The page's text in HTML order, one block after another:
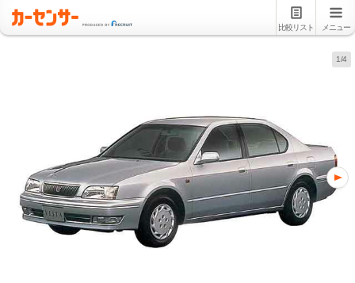
比較リスト メニュー
1/4